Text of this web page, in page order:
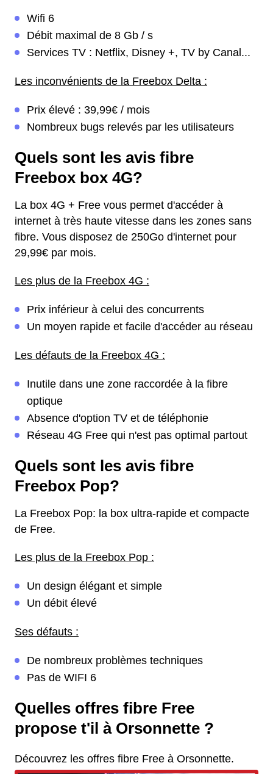
Wifi 6
Débit maximal de 8 Gb / s
Services TV : Netflix, Disney +, TV by Canal...
Les inconvénients de la Freebox Delta :
Prix élevé : 39,99€ / mois
Nombreux bugs relevés par les utilisateurs
Quels sont les avis fibre
Freebox box 4G?
La box 4G + Free vous permet d'accéder à
internet à très haute vitesse dans les zones sans
fibre. Vous disposez de 250Go d'internet pour
29,99€ par mois.
Les plus de la Freebox 4G :
Prix inférieur à celui des concurrents
Un moyen rapide et facile d'accéder au réseau
Les défauts de la Freebox 4G :
Inutile dans une zone raccordée à la fibre
optique
Absence d'option TV et de téléphonie
Réseau 4G Free qui n'est pas optimal partout
Quels sont les avis fibre
Freebox Pop?
La Freebox Pop: la box ultra-rapide et compacte
de Free.
Les plus de la Freebox Pop :
Un design élégant et simple
Un débit élevé
Ses défauts :
De nombreux problèmes techniques
Pas de WIFI 6
Quelles offres fibre Free
propose t'il à Orsonnette ?
Découvrez les offres fibre Free à Orsonnette.